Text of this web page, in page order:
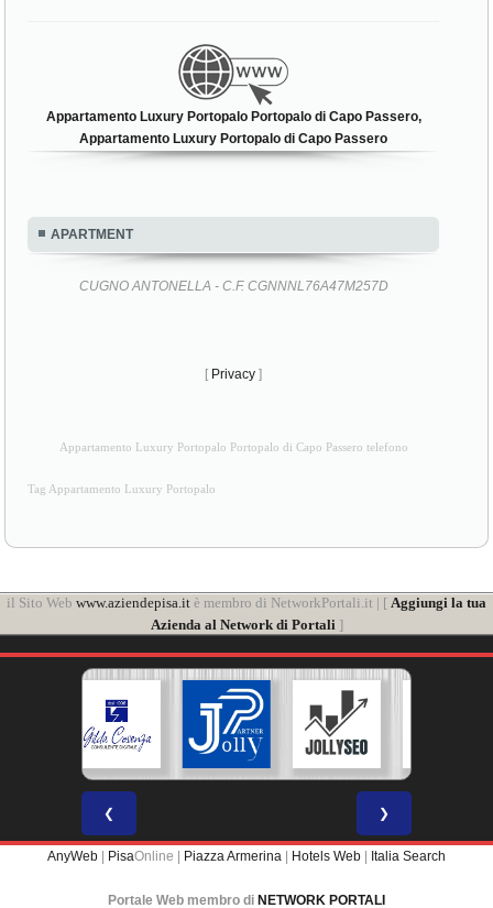
Appartamento Luxury Portopalo Portopalo di Capo Passero,
Appartamento Luxury Portopalo di Capo Passero
APARTMENT
CUGNO ANTONELLA - C.F. CGNNNL76A47M257D
[ Privacy ]
Appartamento Luxury Portopalo Portopalo di Capo Passero telefono
Tag Appartamento Luxury Portopalo
il Sito Web www.aziendepisa.it è membro di NetworkPortali.it | [ Aggiungi la tua
Azienda al Network di Portali]
❮ ❯
AnyWeb PisaOnline | Piazza Armerina Hotels Web Italia Search
Portale Web membro di NETWORK PORTALI